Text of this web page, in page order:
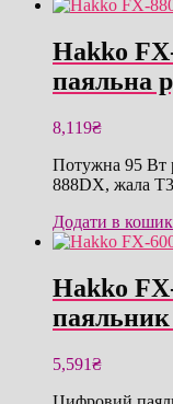
Hakko
паяльна
8,119₴
Потужна 95 Вт
888DX, жала
Додати в кошик
Hakko
паяльник
5,591₴